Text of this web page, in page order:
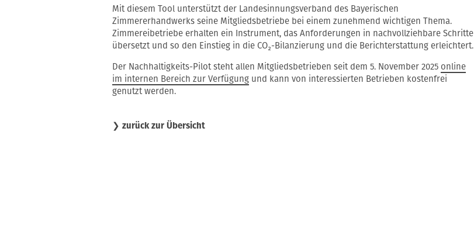
Mit diesem Tool unterstützt der Landesinnungsverband des Bayerischen
Zimmererhandwerks seine Mitgliedsbetriebe bei einem zunehmend wichtigen Thema.
Zimmereibetriebe erhalten ein Instrument, das Anforderungen in nachvollziehbare Schritte
übersetzt und so den Einstieg in die CO₂-Bilanzierung und die Berichterstattung erleichtert.
Der Nachhaltigkeits-Pilot steht allen Mitgliedsbetrieben seit dem 5. November 2025 online
im internen Bereich zur Verfügungund kann von interessierten Betrieben kostenfrei
genutzt werden.
❯ zurück zur Übersicht